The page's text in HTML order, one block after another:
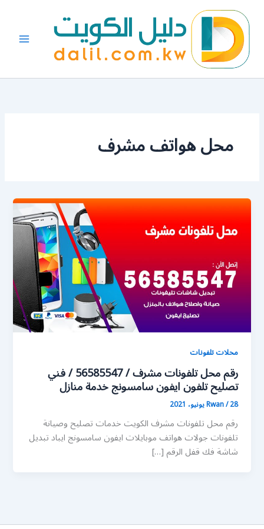
المحتوى
محل هواتف مشرف
محلات تلفونات
رقم محل تلفونات مشرف / 56585547 / فني
تصليح تلفون ايفون سامسونج خدمة منازل
Rwan/28 يونيو، 2021
رقم محل تلفونات مشرف الكويت خدمات تصليح وصيانة
تلفونات جولات هواتف موبايلات ايفون سامسونج ايباد تبديل
شاشة فك قفل الرقم […]